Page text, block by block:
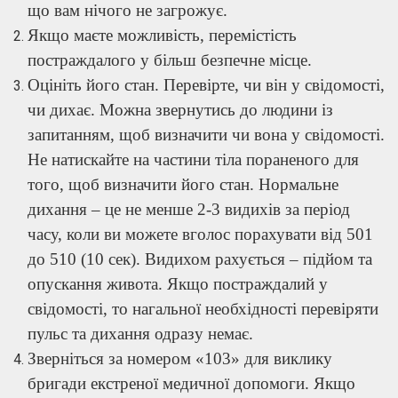
що вам нічого не загрожує.
Якщо маєте можливість, перемістість
постраждалого у більш безпечне місце.
Оцініть його стан. Перевірте, чи він у свідомості,
чи дихає. Можна звернутись до людини із
запитанням, щоб визначити чи вона у свідомості.
Не натискайте на частини тіла пораненого для
того, щоб визначити його стан. Нормальне
дихання – це не менше 2-3 видихів за період
часу, коли ви можете вголос порахувати від 501
до 510 (10 сек). Видихом рахується – підйом та
опускання живота. Якщо постраждалий у
свідомості, то нагальної необхідності перевіряти
пульс та дихання одразу немає.
Зверніться за номером «103» для виклику
бригади екстреної медичної допомоги. Якщо